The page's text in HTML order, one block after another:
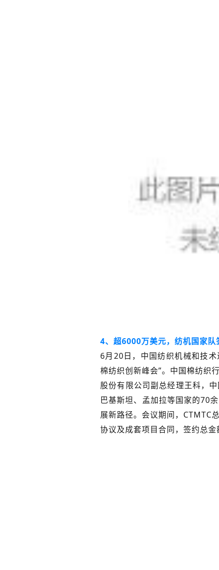
4、超6000万美元，纺机国家队
6月20日，中国纺织机械和技
棉纺织创新峰会”。中国棉纺织
股份有限公司副总经理王科，
巴基斯坦、孟加拉等国家的70
展新路径。会议期间，CTMTC
协议及成套项目合同，签约总